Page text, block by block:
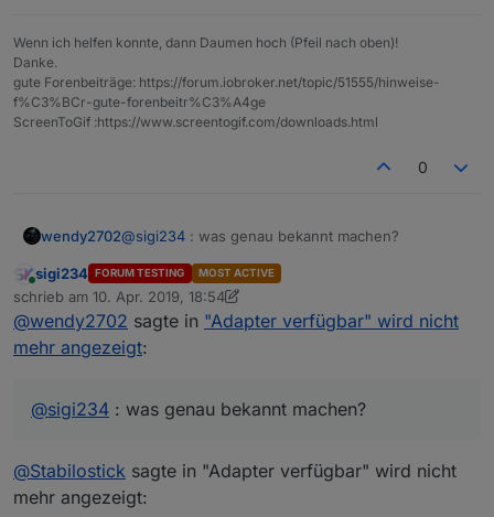
Wenn ich helfen konnte, dann Daumen hoch (Pfeil nach oben)!
Danke.
gute Forenbeiträge: https://forum.iobroker.net/topic/51555/hinweise-
f%C3%BCr-gute-forenbeitr%C3%A4ge
ScreenToGif :https://www.screentogif.com/downloads.html
0
wendy2702@sigi234 : was genau bekannt machen?
@ bahnuhr: was nicht so wichtig? Die Anzahl oder
die Links?
Ich habe übrigens seit ewiger Zeit diese beiden
links eingetragen und hatte bisher einmal ein
Problem das die nicht erreichbar waren:
Online
sigi234 FORUM TESTING MOST ACTIVE
schrieb am 10. Apr. 2019, 18:54
zuletzt editiert von Stabilostick4. Nov. 2019, 21:48
@wendy2702 sagte in "Adapter verfügbar" wird nicht
mehr angezeigt:
@sigi234 : was genau bekannt machen?
@Stabilostick sagte in "Adapter verfügbar" wird nicht
mehr angezeigt: